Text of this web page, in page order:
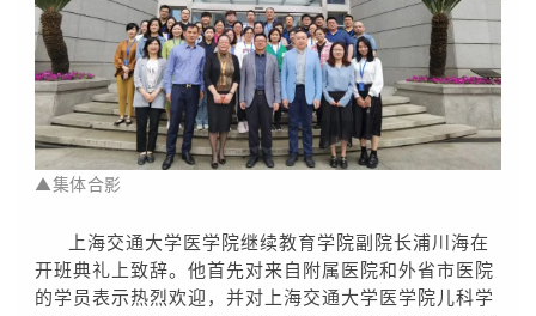
▲集体合影
上海交通大学医学院继续教育学院副院长浦川海在
开班典礼上致辞。他首先对来自附属医院和外省市医院
的学员表示热烈欢迎，并对上海交通大学医学院儿科学